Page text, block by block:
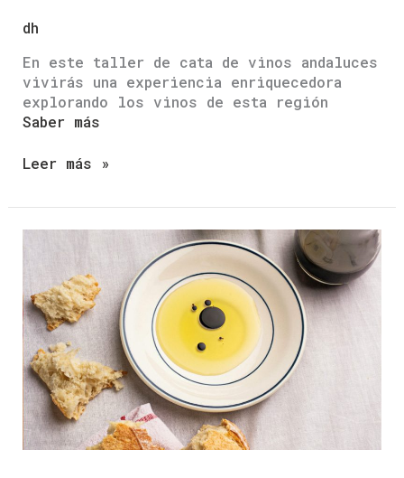
dh
En este taller de cata de vinos andaluces
vivirás una experiencia enriquecedora
explorando los vinos de esta región
Saber más
Leer más »
Aceite
de
Oliva